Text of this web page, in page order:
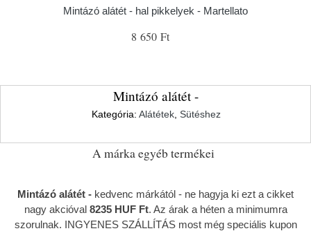
Mintázó alátét - hal pikkelyek - Martellato
8 650 Ft
Mintázó alátét -
Kategória: Alátétek Sütéshez
A márka egyéb termékei
Mintázó alátét - kedvenc márkától - ne hagyja ki ezt a cikket
nagy akcióval 8235 HUF Ft. Az árak a héten a minimumra
szorulnak. INGYENES SZÁLLÍTÁS most még speciális kupon